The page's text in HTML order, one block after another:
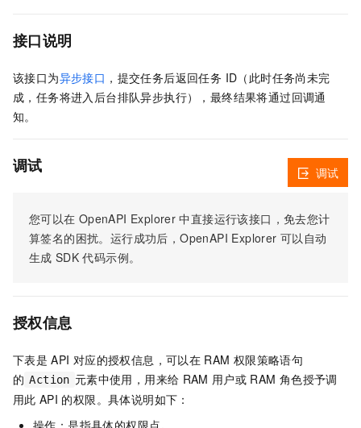
接口说明
该接口为异步接口 ，提交任务后返回任务 ID（此时任务尚未完
成，任务将进入后台排队异步执行），最终结果将通过回调通
知。
调试
您可以在 OpenAPI Explorer 中直接运行该接口，免去您计
算签名的困扰。运行成功后，OpenAPI Explorer 可以自动
生成 SDK 代码示例。
调试
授权信息
下表是 API 对应的授权信息，可以在 RAM 权限策略语句
的 Action 元素中使用，用来给 RAM 用户或 RAM 角色授予调
用此 API 的权限。具体说明如下：